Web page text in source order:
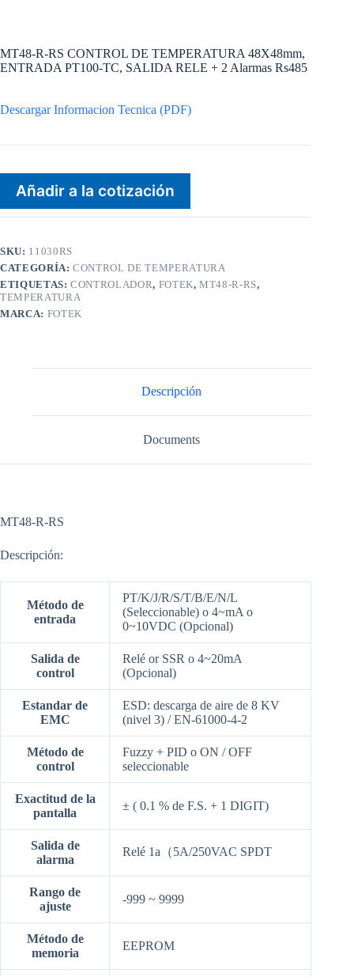
MT48-R-RS CONTROL DE TEMPERATURA 48X48mm,
ENTRADA PT100-TC, SALIDA RELE + 2 Alarmas Rs485
Descargar Informacion Tecnica (PDF)
Añadir a la cotización
SKU: 11030RS
CATEGORÍA:CONTROL DE TEMPERATURA
ETIQUETAS:CONTROLADOR, FOTEK,MT48-R-RS,
TEMPERATURA
MARCA: FOTEK
Descripción
Documents
MT48-R-RS
Descripción:
Método de
entrada
PT/K/J/R/S/T/B/E/N/L
(Seleccionable) o 4~mA o
0~10VDC (Opcional)
Salida de
control
Relé or SSR o 4~20mA
(Opcional)
Estandar de
EMC
ESD: descarga de aire de 8 KV
(nivel 3) / EN-61000-4-2
Método de
control
Fuzzy + PID o ON / OFF
seleccionable
Exactitud de la
pantalla
± ( 0.1 % de F.S. + 1 DIGIT)
Salida de
alarma
Relé 1a（5A/250VAC SPDT
Rango de
ajuste
-999 ~ 9999
Método de
memoria
EEPROM